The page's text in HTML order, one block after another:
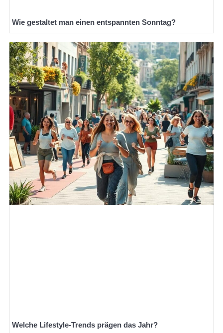
Wie gestaltet man einen entspannten Sonntag?
Welche Lifestyle-Trends prägen das Jahr?